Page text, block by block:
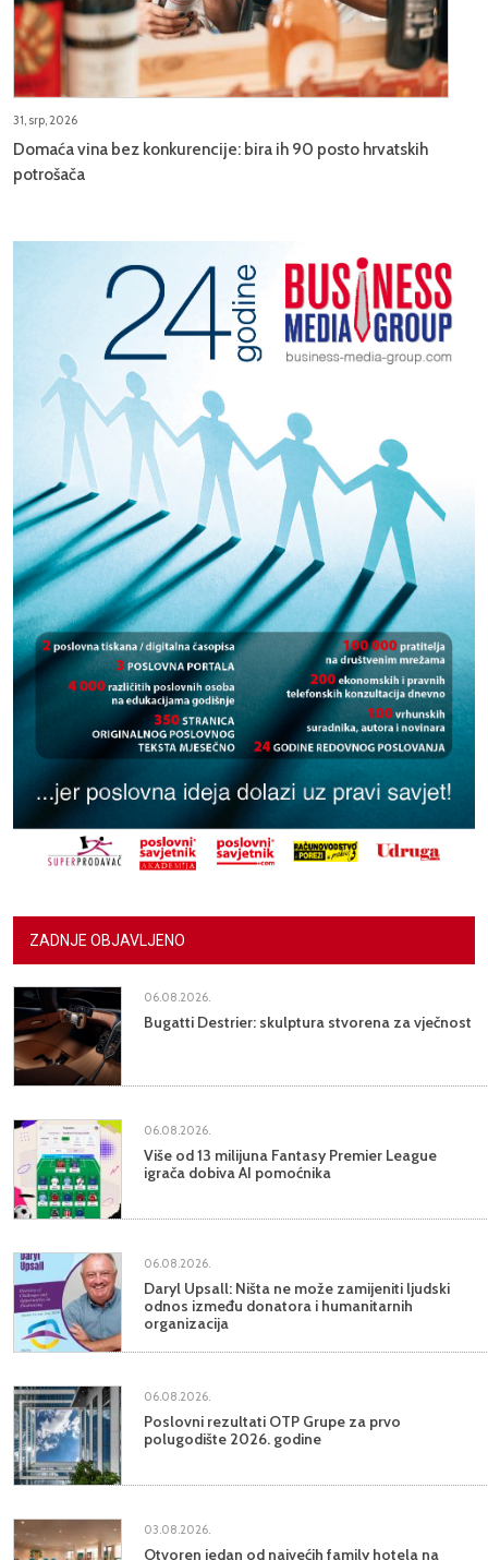
31, srp, 2026
Domaća vina bez konkurencije: bira ih 90 posto hrvatskih
potrošača
ZADNJE OBJAVLJENO
06.08.2026.
Bugatti Destrier: skulptura stvorena za vječnost
06.08.2026.
Više od 13 milijuna Fantasy Premier League
igrača dobiva AI pomoćnika
06.08.2026.
Daryl Upsall: Ništa ne može zamijeniti ljudski
odnos između donatora i humanitarnih
organizacija
06.08.2026.
Poslovni rezultati OTP Grupe za prvo
polugodište 2026. godine
03.08.2026.
Otvoren jedan od najvećih family hotela na